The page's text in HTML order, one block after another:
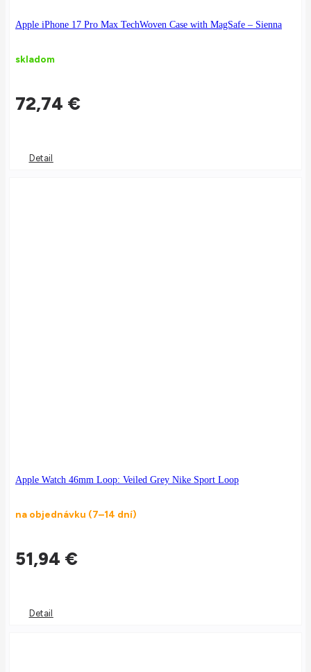
Apple iPhone 17 Pro Max TechWoven Case with MagSafe – Sienna
skladom
72,74 €
Detail
Apple Watch 46mm Loop: Veiled Grey Nike Sport Loop
na objednávku (7–14 dní)
51,94 €
Detail